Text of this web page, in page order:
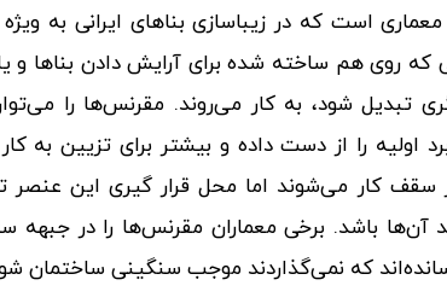
است که در زیباسازی بناهای ایرانی به
روی هم ساخته شده برای آرایش دادن بناها و
شود، به کار می‌روند. مقرنس‌ها را
اولیه را از دست داده و بیشتر برای تزیین به
کار می‌شوند اما محل قرار گیری این عنصر
باشد. برخی معماران مقرنس‌ها را در جبهه
که نمی‌گذاردند موجب سنگینی ساختمان